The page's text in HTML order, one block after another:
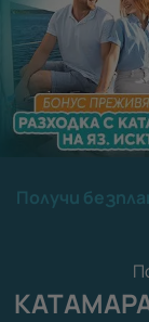
Получи